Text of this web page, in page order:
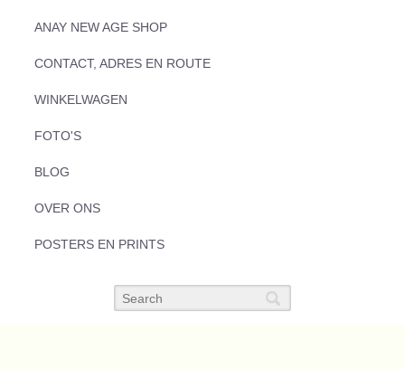
ANAY NEW AGE SHOP
CONTACT, ADRES EN ROUTE
WINKELWAGEN
FOTO'S
BLOG
OVER ONS
POSTERS EN PRINTS